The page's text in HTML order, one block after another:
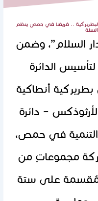
ضمن فعاليات الذكرى 31 لتأسيس الدائرة البطريركية‎ ‎‏.. فريقنا في حمص ينظم
السلام”، وضمن
فعاليات الذكرى 31 لتأسيس الدائرة
أنطاكية
– دائرة
في حمص،
مجموعاتٍ من
مُقسمة على ستة